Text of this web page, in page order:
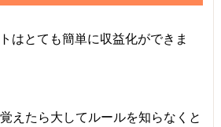
はとても簡単に収益化ができま
えたら大してルールを知らなくと